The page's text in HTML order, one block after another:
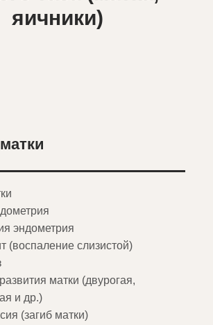
яичники)
эндометрия
(воспаление слизистой)
матки (двурогая,
и др.)
(загиб матки)